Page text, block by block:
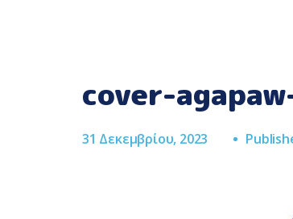
cover-
31 Δεκεμβρίου, 2023